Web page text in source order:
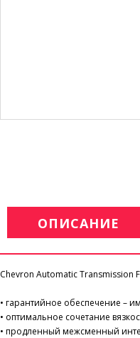
ОПИСАНИЕ
Chevron Automatic
• гарантийное обеспечение –
• оптимальное сочетание
• продленный межсменный